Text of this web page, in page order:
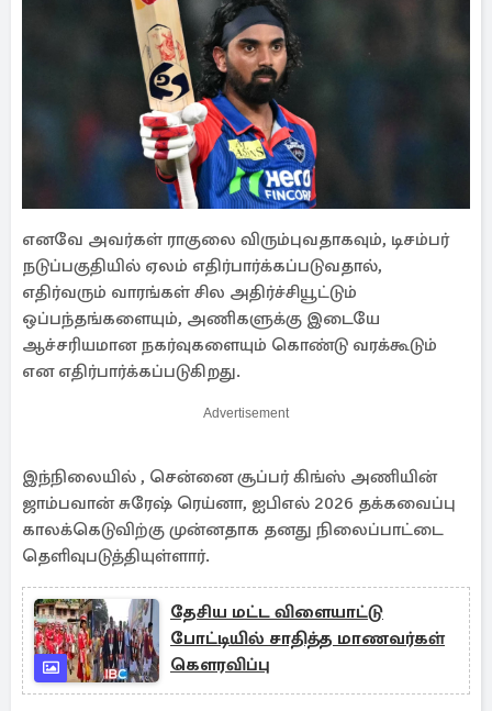
எனவே அவர்கள் ராகுலை விரும்புவதாகவும், டிசம்பர்
நடுப்பகுதியில் ஏலம் எதிர்பார்க்கப்படுவதால்,
எதிர்வரும் வாரங்கள் சில அதிர்ச்சியூட்டும்
ஒப்பந்தங்களையும், அணிகளுக்கு இடையே
ஆச்சரியமான நகர்வுகளையும் கொண்டு வரக்கூடும்
என எதிர்பார்க்கப்படுகிறது.
Advertisement
இந்நிலையில் , சென்னை சூப்பர் கிங்ஸ் அணியின்
ஜாம்பவான் சுரேஷ் ரெய்னா, ஐபிஎல் 2026 தக்கவைப்பு
காலக்கெடுவிற்கு முன்னதாக தனது நிலைப்பாட்டை
தெளிவுபடுத்தியுள்ளார்.
தேசிய மட்ட விளையாட்டு
போட்டியில் சாதித்த மாணவர்கள்
கௌரவிப்பு